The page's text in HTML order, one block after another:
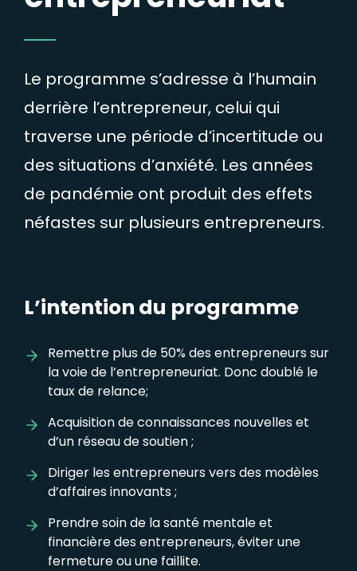
Le programme s’adresse à l’humain
derrière l’entrepreneur, celui qui
traverse une période d’incertitude ou
des situations d’anxiété. Les années
de pandémie ont produit des effets
néfastes sur plusieurs entrepreneurs.
L’intention du programme
Remettre plus de 50% des entrepreneurs sur
la voie de l’entrepreneuriat. Donc doublé le
taux de relance;
Acquisition de connaissances nouvelles et
d’un réseau de soutien ;
Diriger les entrepreneurs vers des modèles
d’affaires innovants ;
Prendre soin de la santé mentale et
financière des entrepreneurs, éviter une
fermeture ou une faillite.